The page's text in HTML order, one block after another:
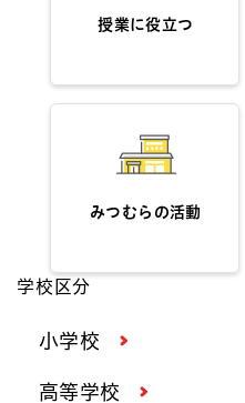
授業に役立つ
みつむらの活動
学校区分
小学校
高等学校